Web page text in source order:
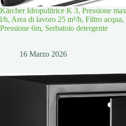
Kärcher Idropulitrice K 3, Pressione
l/h, Area di lavoro 25 m²/h, Filtro
Pressione 6m, Serbatoio detergente
16 Marzo 2026